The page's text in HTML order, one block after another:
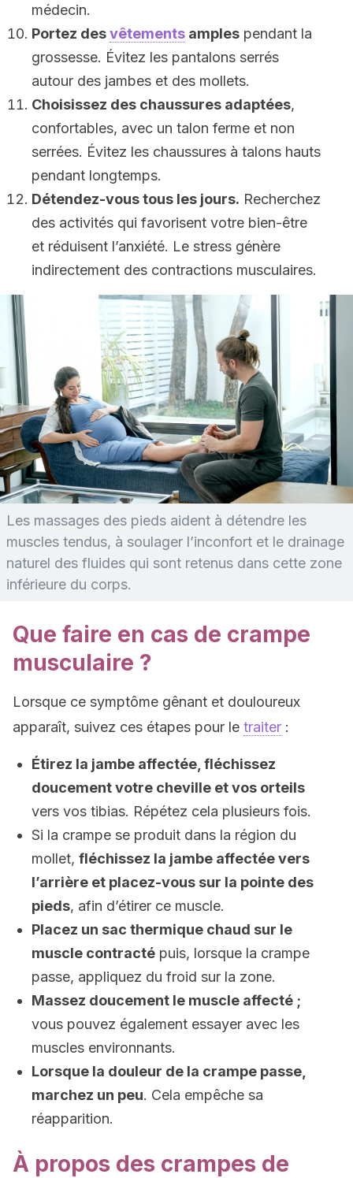
médecin.
Portez desvêtements amples pendant la
grossesse. Évitez les pantalons serrés
autour des jambes et des mollets.
Choisissez des chaussures adaptées,
confortables, avec un talon ferme et non
serrées. Évitez les chaussures à talons hauts
pendant longtemps.
Détendez-vous tous les jours. Recherchez
des activités qui favorisent votre bien-être
et réduisent l’anxiété. Le stress génère
indirectement des contractions musculaires.
Les massages des pieds aident à détendre les
muscles tendus, à soulager l’inconfort et le drainage
naturel des fluides qui sont retenus dans cette zone
inférieure du corps.
Que faire en cas de crampe
musculaire ?
Lorsque ce symptôme gênant et douloureux
apparaît, suivez ces étapes pour le traiter :
Étirez la jambe affectée, fléchissez
doucement votre cheville et vos orteils
vers vos tibias. Répétez cela plusieurs fois.
Si la crampe se produit dans la région du
mollet, fléchissez la jambe affectée vers
l’arrière et placez-vous sur la pointe des
pieds, afin d’étirer ce muscle.
Placez un sac thermique chaud sur le
muscle contracté puis, lorsque la crampe
passe, appliquez du froid sur la zone.
Massez doucement le muscle affecté ;
vous pouvez également essayer avec les
muscles environnants.
Lorsque la douleur de la crampe passe,
marchez un peu. Cela empêche sa
réapparition.
À propos des crampes de